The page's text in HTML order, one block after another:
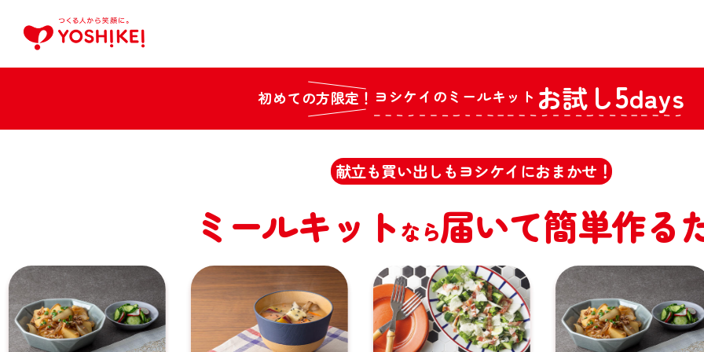
初めての方限定！ ヨシケイのミールキット お試し5days
献立も買い出しもヨシケイにおまかせ！
ミールキット なら届いて簡単作る